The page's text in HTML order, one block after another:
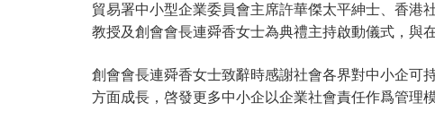
貿易署中小型企業委員會主席許華傑太平紳士、香港
教授及創會會長連舜香女士為典禮主持啟動儀式，與
創會會長連舜香女士致辭時感謝社會各界對中小企可
方面成長，啓發更多中小企以企業社會責任作爲管理